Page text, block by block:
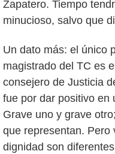
Zapatero. Tiempo
minucioso, salvo que
Un dato más: el único
magistrado del TC es
consejero de Justicia
fue por dar positivo en
Grave uno y grave
que representan. Pero
dignidad son